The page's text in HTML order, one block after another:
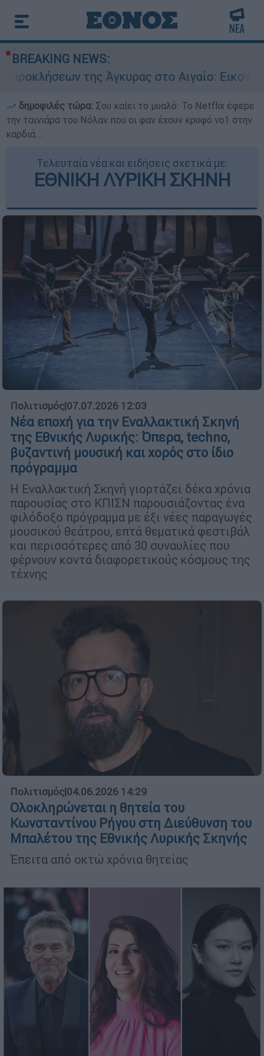
BREAKING NEWS:
Άγκυρας στο Αιγαίο: Εικονική αερομαχία
δημοφιλές τώρα: Σου καίει το μυαλό: Το Netflix έφερε
την ταινιάρα του Νόλαν που οι φαν έχουν κρυφό νο1 στην
καρδιά...
Τελευταία νέα και ειδήσεις σχετικά με:
ΕΘΝΙΚΗ ΛΥΡΙΚΗ ΣΚΗΝΗ
Πολιτισμός|07.07.2026 12:03
Νέα εποχή για την Εναλλακτική Σκηνή
της Εθνικής Λυρικής: Όπερα, techno,
βυζαντινή μουσική και χορός στο ίδιο
πρόγραμμα
Η Εναλλακτική Σκηνή γιορτάζει δέκα χρόνια
παρουσίας στο ΚΠΙΣΝ παρουσιάζοντας ένα
φιλόδοξο πρόγραμμα με έξι νέες παραγωγές
μουσικού θεάτρου, επτά θεματικά φεστιβάλ
και περισσότερες από 30 συναυλίες που
φέρνουν κοντά διαφορετικούς κόσμους της
τέχνης
Πολιτισμός|04.06.2026 14:29
Ολοκληρώνεται η θητεία του
Κωνσταντίνου Ρήγου στη Διεύθυνση του
Μπαλέτου της Εθνικής Λυρικής Σκηνής
Έπειτα από οκτώ χρόνια θητείας